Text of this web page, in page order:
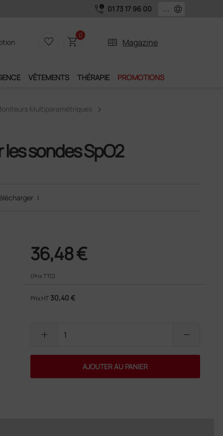
call_quality 01 73 17 96 00 language
favorite_border shopping_cart0
two_pager Magazine
VÊTEMENTS THÉRAPIE PROMOTIONS
Multiparamétriques
sondes SpO2
|
36,48 €
(Prix TTC)
Prix HT 30,40 €
add remove
AJOUTER AU PANIER